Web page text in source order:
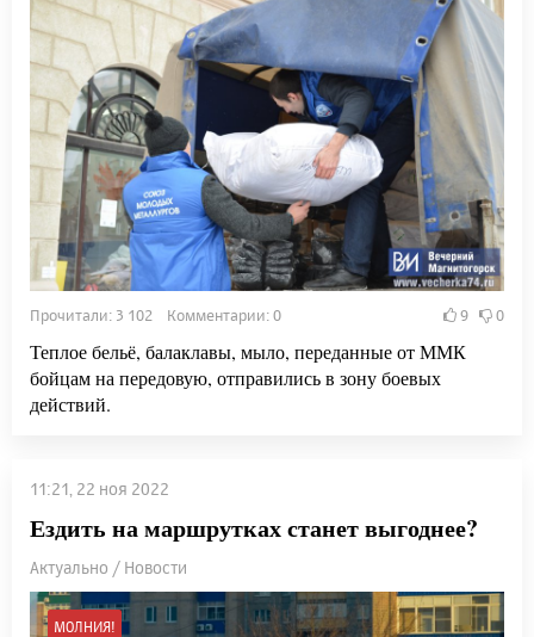
Прочитали: 3 102 Комментарии: 0 9 0
Теплое бельё, балаклавы, мыло, переданные от ММК
бойцам на передовую, отправились в зону боевых
действий.
11:21, 22 ноя 2022
Ездить на маршрутках станет выгоднее?
Актуально / Новости
МОЛНИЯ!